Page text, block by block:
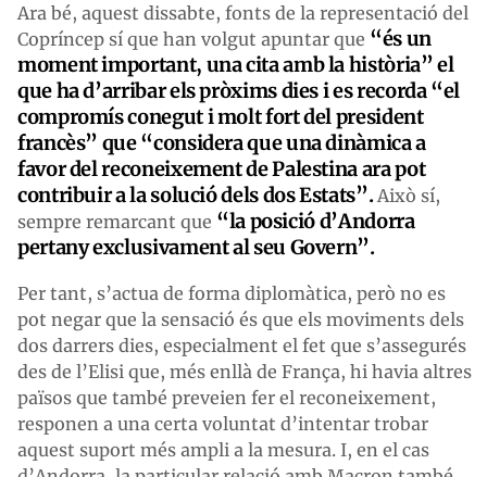
Ara bé, aquest dissabte, fonts de la representació del
Copríncep sí que han volgut apuntar que “és un
moment important, una cita amb la història” el
que ha d’arribar els pròxims dies i es recorda “el
compromís conegut i molt fort del president
francès” que “considera que una dinàmica a
favor del reconeixement de Palestina ara pot
contribuir a la solució dels dos Estats”.Això sí,
sempre remarcant que “la posició d’Andorra
pertany exclusivament al seu Govern”.
Per tant, s’actua de forma diplomàtica, però no es
pot negar que la sensació és que els moviments dels
dos darrers dies, especialment el fet que s’assegurés
des de l’Elisi que, més enllà de França, hi havia altres
països que també preveien fer el reconeixement,
responen a una certa voluntat d’intentar trobar
aquest suport més ampli a la mesura. I, en el cas